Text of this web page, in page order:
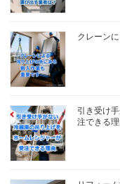
クレーン
引き受け
注できる